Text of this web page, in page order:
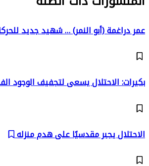
عمر دراغمة (أبو النمر) … شهيد جديد
بكيرات: الاحتلال يسعى لتجفيف
الاحتلال يجبر مقدسيًا على هدم منزله